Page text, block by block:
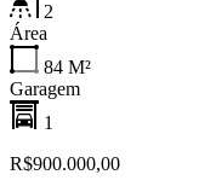
2
Área
84 M²
Garagem
1
R$900.000,00